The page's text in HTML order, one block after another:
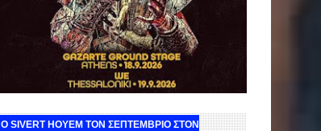
Ο SIVERT HOYEM ΤΟΝ ΣΕΠΤΕΜΒΡΙΟ ΣΤΟΝ